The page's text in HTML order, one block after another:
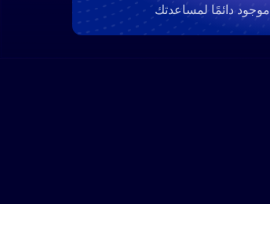
موجود دائمًا لمساعدتك